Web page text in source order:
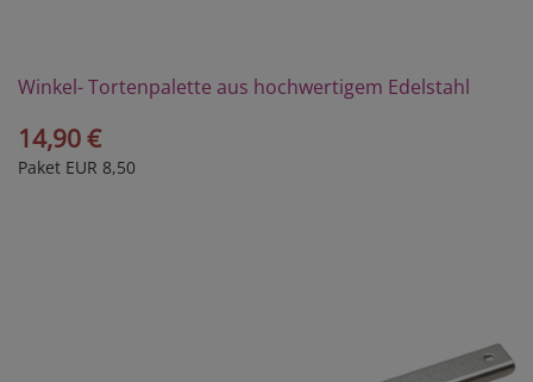
Winkel- Tortenpalette aus hochwertigem Edelstahl
14,90 €
Paket EUR 8,50